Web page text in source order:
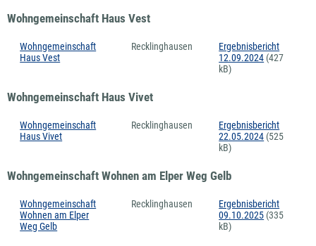
Wohngemeinschaft Haus Vest
Wohngemeinschaft
Haus Vest
Recklinghausen
Ergebnisbericht
12.09.2024 (427
kB)
Wohngemeinschaft Haus Vivet
Wohngemeinschaft
Haus Vivet
Recklinghausen
Ergebnisbericht
22.05.2024 (525
kB)
Wohngemeinschaft Wohnen am Elper Weg Gelb
Wohngemeinschaft
Wohnen am Elper
Weg Gelb
Recklinghausen
Ergebnisbericht
09.10.2025 (335
kB)